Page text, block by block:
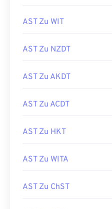
AST Zu WIT
AST Zu NZDT
AST Zu AKDT
AST Zu ACDT
AST Zu HKT
AST Zu WITA
AST Zu ChST